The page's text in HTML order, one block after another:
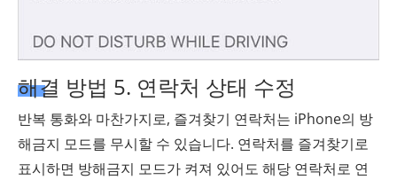
해결 방법 5. 연락처 상태 수정
반복 통화와 마찬가지로, 즐겨찾기 연락처는 iPhone의 방
해금지 모드를 무시할 수 있습니다. 연락처를 즐겨찾기로
표시하면 방해금지 모드가 켜져 있어도 해당 연락처로 연